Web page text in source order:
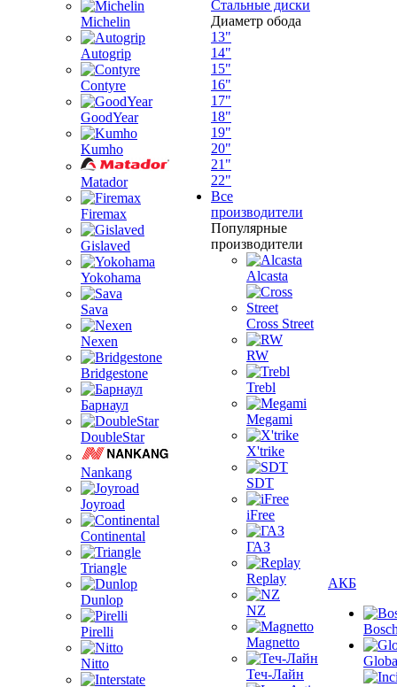
Michelin
Autogrip
Contyre
GoodYear
Kumho
Matador
Firemax
Gislaved
Yokohama
Sava
Nexen
Bridgestone
Барнаул
DoubleStar
Nankang
Joyroad
Continental
Triangle
Dunlop
Pirelli
Nitto
Стальные диски
Диаметр обода
13"
14"
15"
16"
17"
18"
19"
20"
21"
22"
Все
производители
Популярные
производители
Alcasta
Cross Street
RW
Trebl
Megami
X'trike
SDT
iFree
ГАЗ
Replay
NZ
Magnetto
Теч-Лайн
АКБ